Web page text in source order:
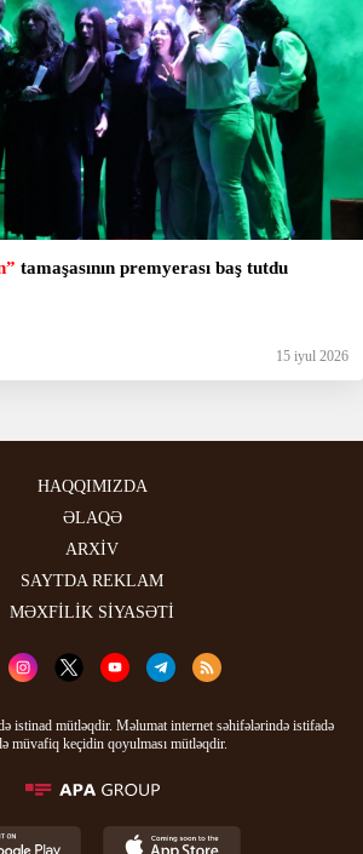
tamaşasının premyerası baş tutdu
15 iyul 2026
HAQQIMIZDA
ƏLAQƏ
ARXİV
SAYTDA REKLAM
MƏXFİLİK SİYASƏTİ
istinad mütləqdir. Məlumat internet səhifələrində istifadə
müvafiq keçidin qoyulması mütləqdir.